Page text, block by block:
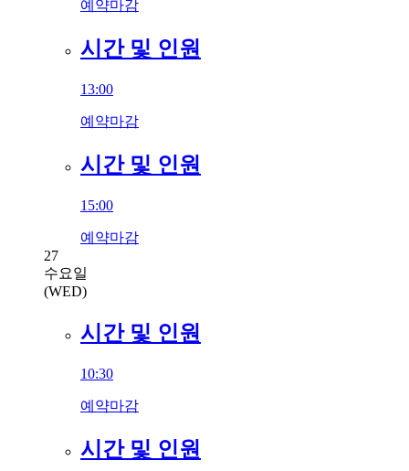
예약마감
시간 및 인원
13:00
예약마감
시간 및 인원
15:00
예약마감
27
수요일
(WED)
시간 및 인원
10:30
예약마감
시간 및 인원